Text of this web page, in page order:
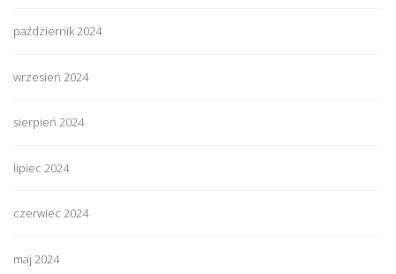
październik 2024
wrzesień 2024
sierpień 2024
lipiec 2024
czerwiec 2024
maj 2024